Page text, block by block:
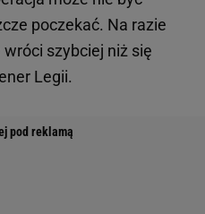
poczekać. Na razie
szybciej niż się
Legii.